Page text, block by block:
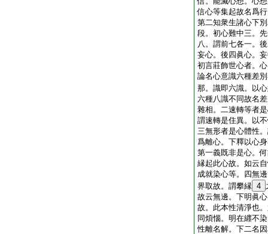
信心等集起故名爲行
第二知衆生諸心下
段。初心難中三。
八。謂前七各一。
妄心。後四眞心。
初言莊飾世心者。
論名心意識六種差
那。識即六識。以
六種八識不同故名
雜相。二速轉等者
謂速轉是住異。以
三無形者是心體性
爲離心。下釋以心
第一義既非是心。
縁起此心故。如云
成就染心等。四無
界取故。謂攀縁 4
故云無邊。下明眞
故。此本性清淨也
同煩惱。明在纒不
性離名解。下二名